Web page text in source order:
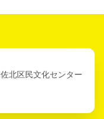
北区民文化センター